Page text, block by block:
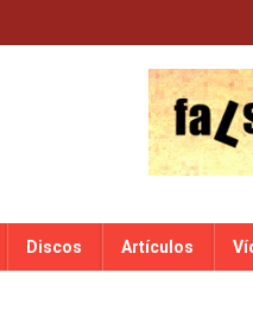
Discos Artículos